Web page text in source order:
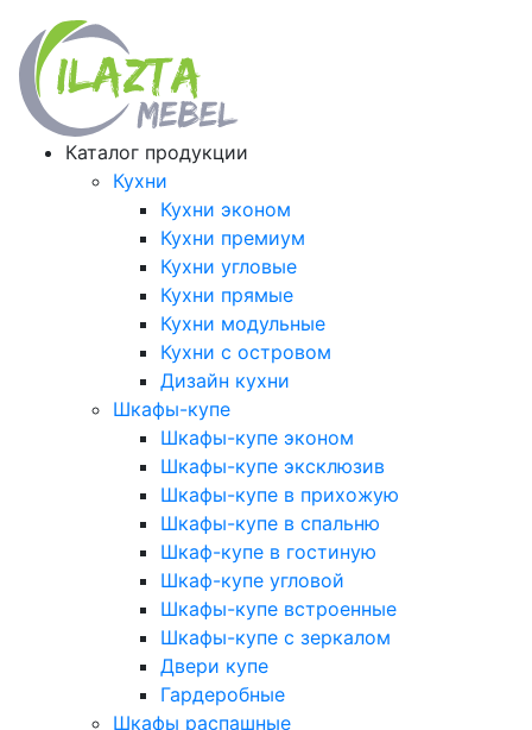
Каталог продукции
Кухни
Кухни эконом
Кухни премиум
Кухни угловые
Кухни прямые
Кухни модульные
Кухни с островом
Дизайн кухни
Шкафы-купе
Шкафы-купе эконом
Шкафы-купе эксклюзив
Шкафы-купе в прихожую
Шкафы-купе в спальню
Шкаф-купе в гостиную
Шкаф-купе угловой
Шкафы-купе встроенные
Шкафы-купе с зеркалом
Двери купе
Гардеробные
Шкафы распашные